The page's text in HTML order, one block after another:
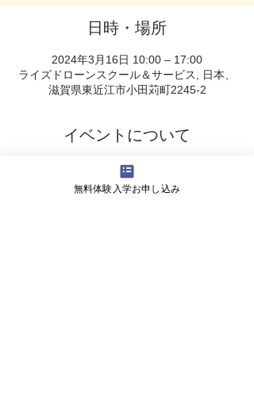
日時・場所
2024年3月16日 10:00 – 17:00
ライズドローンスクール＆サービス, 日本、
滋賀県東近江市小田苅町2245-2
イベントについて
ドローン国家資格取得の補助金説明会
【二等無人航空機操縦者技能証明書】につい
無料体験入学お申し込み